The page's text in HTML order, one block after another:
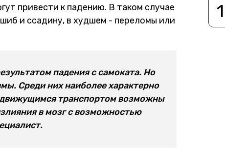
привести к падению. В таком случае
и ссадину, в худшем - переломы или
падения с самоката. Но
Среди них наиболее характерно
движущимся транспортом возможны
в мозг с возможностью